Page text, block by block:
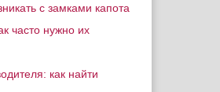
с замками капота
часто нужно их
как найти